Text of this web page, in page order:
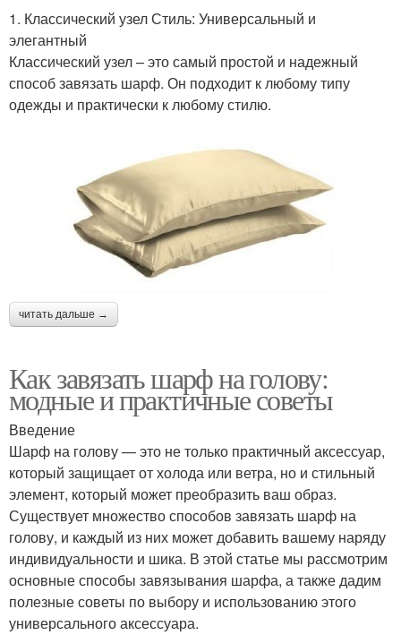
1. Классический узел Стиль: Универсальный и
элегантный
Классический узел – это самый простой и надежный
способ завязать шарф. Он подходит к любому типу
одежды и практически к любому стилю.
читать дальше →
Как завязать шарф на голову:
модные и практичные советы
Введение
Шарф на голову — это не только практичный аксессуар,
который защищает от холода или ветра, но и стильный
элемент, который может преобразить ваш образ.
Существует множество способов завязать шарф на
голову, и каждый из них может добавить вашему наряду
индивидуальности и шика. В этой статье мы рассмотрим
основные способы завязывания шарфа, а также дадим
полезные советы по выбору и использованию этого
универсального аксессуара.